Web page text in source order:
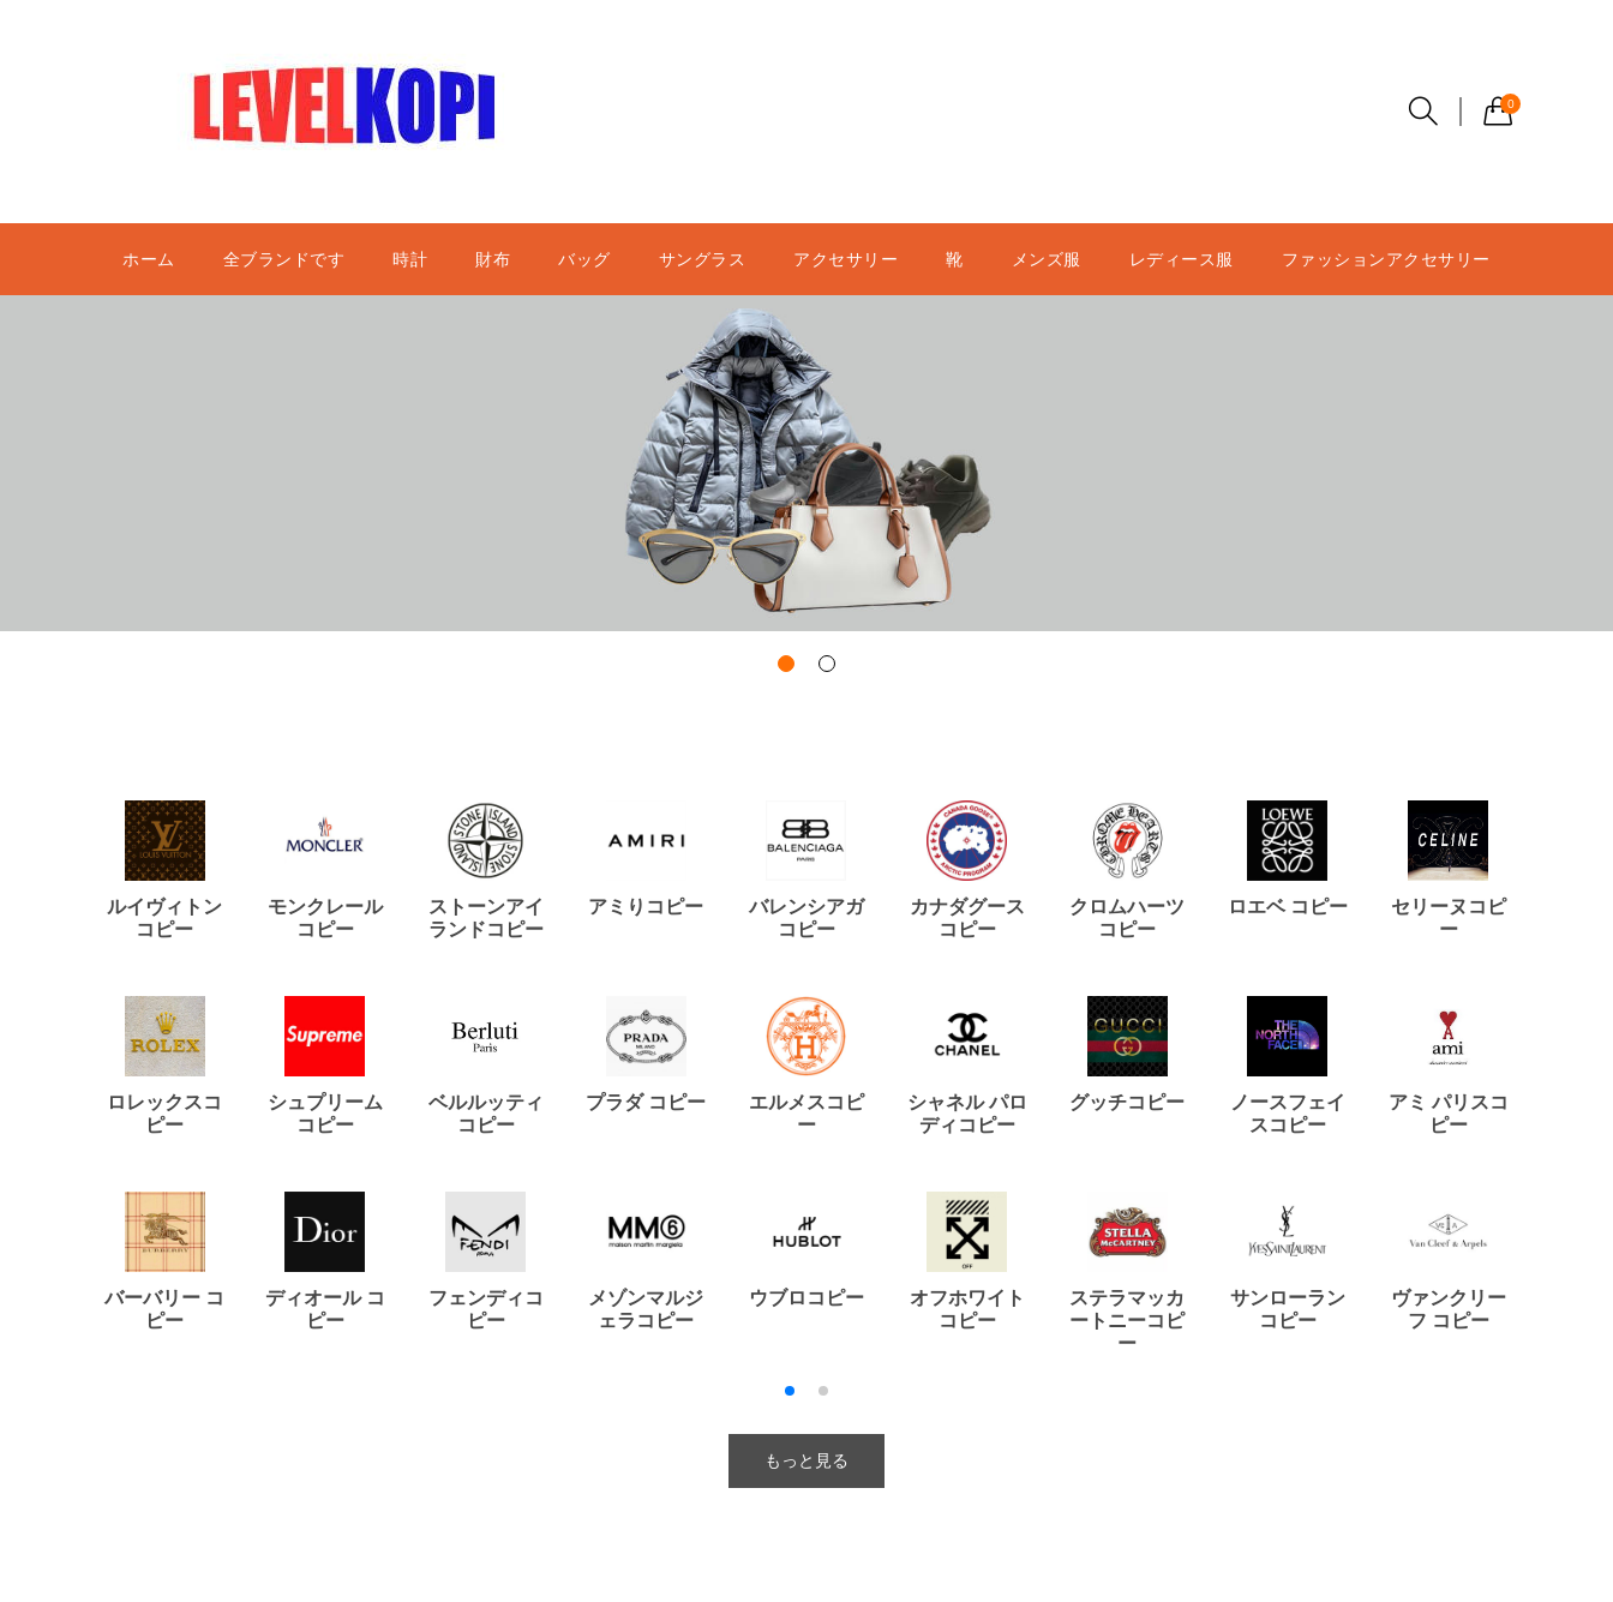
0
ホーム 全ブランドです 時計 財布 バッグ サングラス アクセサリー 靴 メンズ服 レディース服 ファッションアクセサリー
ルイヴィトン
コピー
モンクレール
コピー
ストーンアイ
ランドコピー
アミりコピー
バレンシアガ
コピー
カナダグース
コピー
クロムハーツ
コピー
ロエベ コピー
セリーヌコピ
ー
ロレックスコ
ピー
シュプリーム
コピー
ベルルッティ
コピー
プラダ コピー
エルメスコピ
ー
シャネル パロ
ディコピー
グッチコピー
ノースフェイ
スコピー
アミ パリスコ
ピー
バーバリー コ
ピー
ディオール コ
ピー
フェンディコ
ピー
メゾンマルジ
ェラコピー
ウブロコピー
オフホワイト
コピー
ステラマッカ
ートニーコピ
ー
サンローラン
コピー
ヴァンクリー
フ コピー
もっと見る